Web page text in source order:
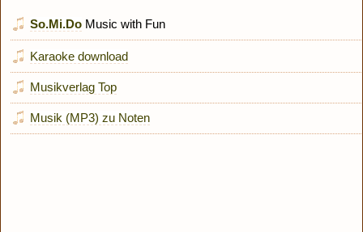
So.Mi.Do Music with Fun
Karaoke download
Musikverlag Top
Musik (MP3) zu Noten